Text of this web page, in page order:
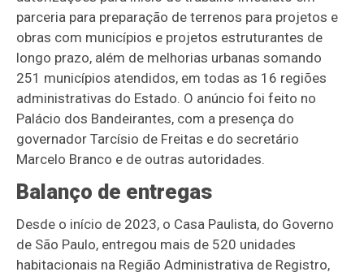
parceria para preparação de terrenos para projetos e
obras com municípios e projetos estruturantes de
longo prazo, além de melhorias urbanas somando
251 municípios atendidos, em todas as 16 regiões
administrativas do Estado. O anúncio foi feito no
Palácio dos Bandeirantes, com a presença do
governador Tarcísio de Freitas e do secretário
Marcelo Branco e de outras autoridades.
Balanço de entregas
Desde o início de 2023, o Casa Paulista, do Governo
de São Paulo, entregou mais de 520 unidades
habitacionais na Região Administrativa de Registro,